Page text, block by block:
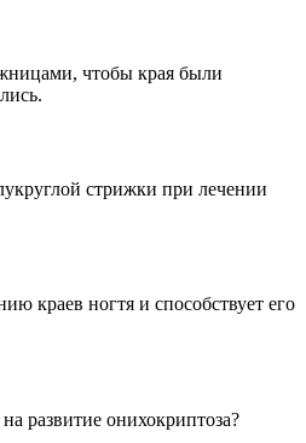
чтобы края были
стрижки при лечении
краев ногтя и способствует его
развитие онихокриптоза?